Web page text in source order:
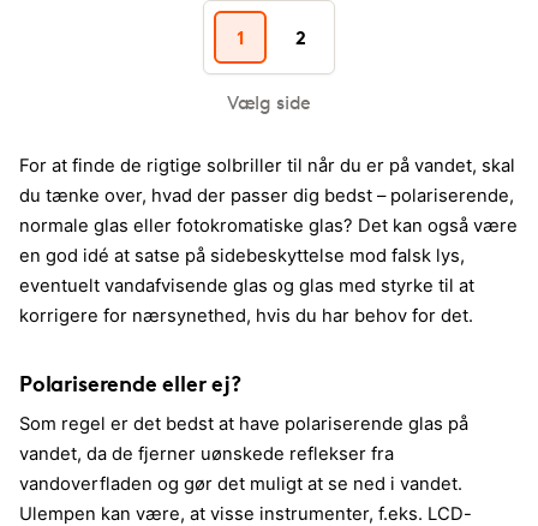
1 2
Vælg side
For at finde de rigtige solbriller til når du er på vandet, skal
du tænke over, hvad der passer dig bedst – polariserende,
normale glas eller fotokromatiske glas? Det kan også være
en god idé at satse på sidebeskyttelse mod falsk lys,
eventuelt vandafvisende glas og glas med styrke til at
korrigere for nærsynethed, hvis du har behov for det.
Polariserende eller ej?
Som regel er det bedst at have polariserende glas på
vandet, da de fjerner uønskede reflekser fra
vandoverfladen og gør det muligt at se ned i vandet.
Ulempen kan være, at visse instrumenter, f.eks. LCD-